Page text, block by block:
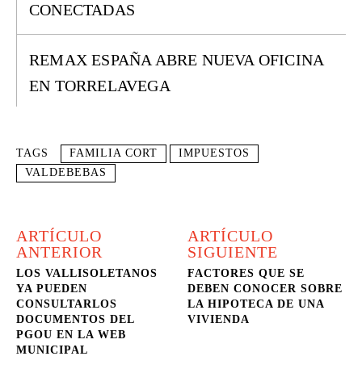
CONECTADAS
REMAX ESPAÑA ABRE NUEVA OFICINA
EN TORRELAVEGA
TAGS FAMILIA CORT
IMPUESTOS
VALDEBEBAS
ARTÍCULO
ANTERIOR
LOS VALLISOLETANOS
YA PUEDEN
CONSULTARLOS
DOCUMENTOS DEL
PGOU EN LA WEB
MUNICIPAL
ARTÍCULO
SIGUIENTE
FACTORES QUE SE
DEBEN CONOCER SOBRE
LA HIPOTECA DE UNA
VIVIENDA